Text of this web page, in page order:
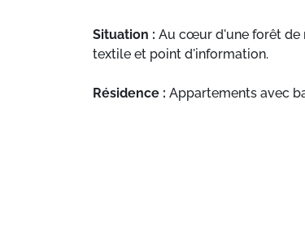
Situation : Au cœur d'une forêt de
textile et point d'information.
Résidence : Appartements avec